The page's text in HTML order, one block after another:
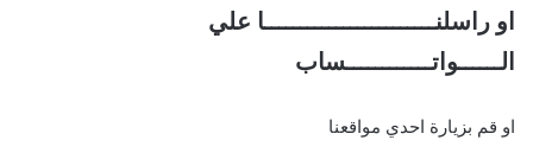
او راسلنــــــــــــــــــــــــا علي
الــــــواتــــــــــــساب
او قم بزيارة احدي مواقعنا